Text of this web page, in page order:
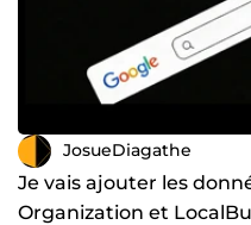
JosueDiagathe
Je vais ajouter les
Organization et